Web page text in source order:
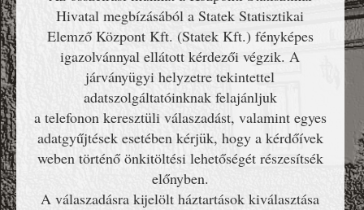
Hivatal megbízásából a Statek Statisztikai
Elemző Központ Kft. (Statek Kft.) fényképes
igazolvánnyal ellátott kérdezői végzik. A
járványügyi helyzetre tekintettel
adatszolgáltatóinknak felajánljuk
a telefonon keresztüli válaszadást, valamint egyes
adatgyűjtések esetében kérjük, hogy a kérdőívek
weben történő önkitöltési lehetőségét részesítsék
előnyben.
A válaszadásra kijelölt háztartások kiválasztása